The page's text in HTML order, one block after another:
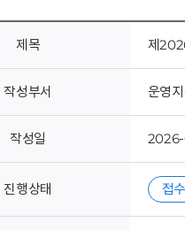
제목 제
작성부서 운영
작성일 2026-
진행상태 접